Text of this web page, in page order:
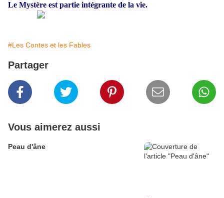
Le Mystère est partie intégrante de la vie.
#Les Contes et les Fables
Partager
Vous aimerez aussi
Peau d'âne